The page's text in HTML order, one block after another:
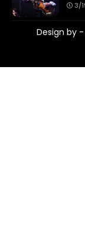
3/
Design by -